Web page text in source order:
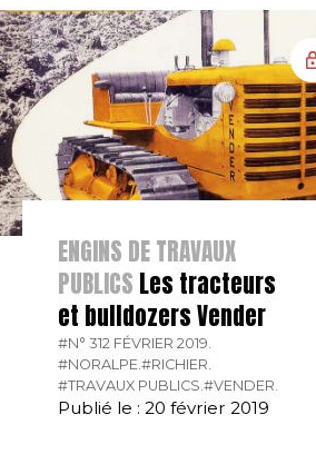
ENGINS DE TRAVAUX
PUBLICS Les tracteurs
et bulldozers Vender
#N° 312 FÉVRIER 2019.
#NORALPE. #RICHIER.
#TRAVAUX PUBLICS. #VENDER.
Publié le : 20 février 2019